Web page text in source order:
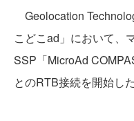
Geolocation
こどこad」において、
SSP「MicroAd
とのRTB接続を開始した